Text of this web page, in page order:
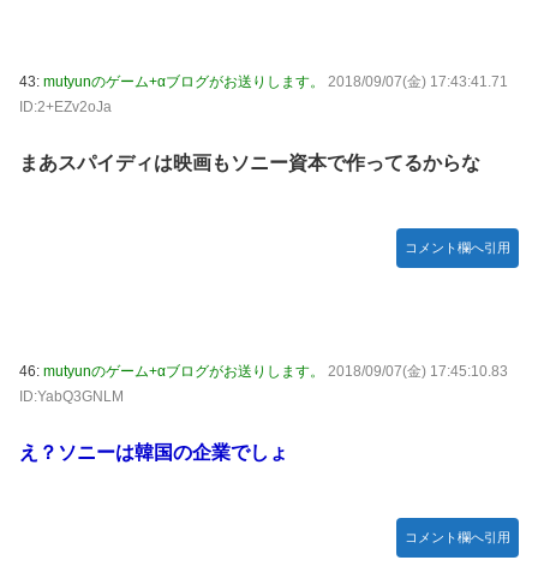
43: mutyunのゲーム+αブログがお送りします。
2018/09/07(金) 17:43:41.71
ID:2+EZv2oJa
まあスパイディは映画もソニー資本で作ってるからな
コメント欄へ引用
46: mutyunのゲーム+αブログがお送りします。
2018/09/07(金) 17:45:10.83
ID:YabQ3GNLM
え？ソニーは韓国の企業でしょ
コメント欄へ引用